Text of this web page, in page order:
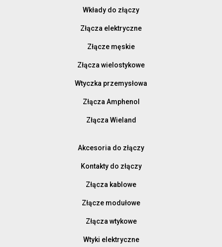
Wkłady do złączy
Złącza elektryczne
Złącze męskie
Złącza wielostykowe
Wtyczka przemysłowa
Złącza Amphenol
Złącza Wieland
Akcesoria do złączy
Kontakty do złączy
Złącza kablowe
Złącze modułowe
Złącza wtykowe
Wtyki elektryczne